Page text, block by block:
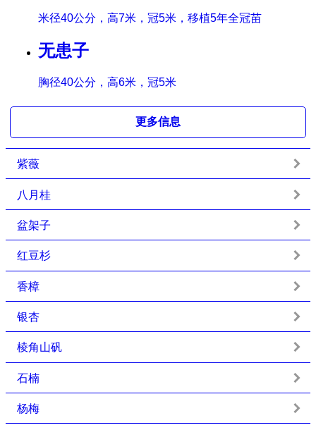
米径40公分，高7米，冠5米，移植5年全冠苗
无患子
胸径40公分，高6米，冠5米
更多信息
紫薇
八月桂
盆架子
红豆杉
香樟
银杏
棱角山矾
石楠
杨梅